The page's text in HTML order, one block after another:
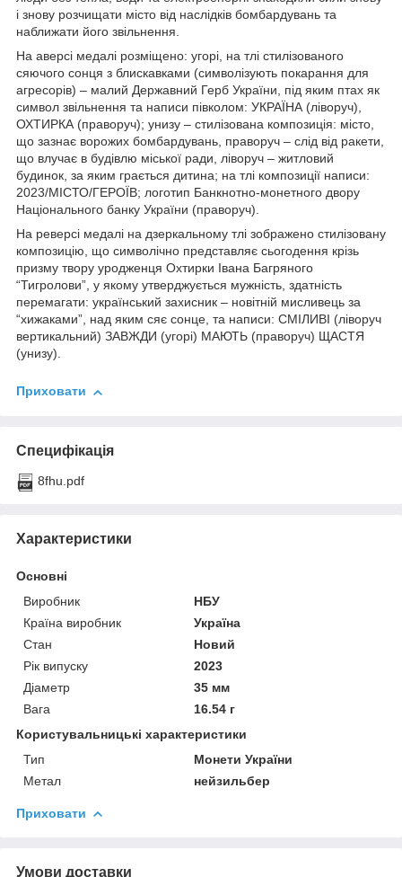
і знову розчищати місто від наслідків бомбардувань та
наближати його звільнення.
На аверсі медалі розміщено: угорі, на тлі стилізованого
сяючого сонця з блискавками (символізують покарання для
агресорів) – малий Державний Герб України, під яким птах як
символ звільнення та написи півколом: УКРАЇНА (ліворуч),
ОХТИРКА (праворуч); унизу – стилізована композиція: місто,
що зазнає ворожих бомбардувань, праворуч – слід від ракети,
що влучає в будівлю міської ради, ліворуч – житловий
будинок, за яким грається дитина; на тлі композиції написи:
2023/МІСТО/ГЕРОЇВ; логотип Банкнотно-монетного двору
Національного банку України (праворуч).
На реверсі медалі на дзеркальному тлі зображено стилізовану
композицію, що символічно представляє сьогодення крізь
призму твору уродженця Охтирки Івана Багряного
“Тигролови”, у якому утверджується мужність, здатність
перемагати: український захисник – новітній мисливець за
“хижаками”, над яким сяє сонце, та написи: СМІЛИВІ (ліворуч
вертикальний) ЗАВЖДИ (угорі) МАЮТЬ (праворуч) ЩАСТЯ
(унизу).
Приховати
Специфікація
8fhu.pdf
Характеристики
Основні
Виробник
НБУ
Країна виробник
Україна
Стан
Новий
Рік випуску
2023
Діаметр
35 мм
Вага
16.54 г
Користувальницькі характеристики
Тип
Монети України
Метал
нейзильбер
Приховати
Умови доставки